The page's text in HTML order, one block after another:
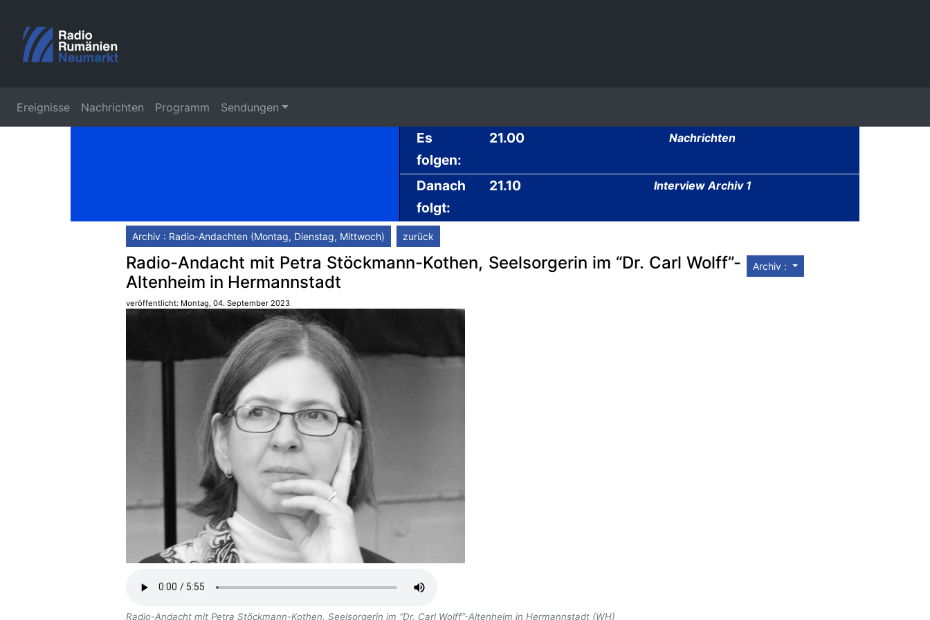
Ereignisse Nachrichten Programm Sendungen
Es
folgen:
21.00 Nachrichten
Danach
folgt:
21.10 Interview Archiv 1
Archiv : Radio-Andachten (Montag, Dienstag, Mittwoch) zurück
Archiv :
Radio-Andacht mit Petra Stöckmann-Kothen, Seelsorgerin im “Dr. Carl Wolff”-
Altenheim in Hermannstadt
veröffentlicht: Montag, 04. September 2023
Radio-Andacht mit Petra Stöckmann-Kothen, Seelsorgerin im “Dr. Carl Wolff”-Altenheim in Hermannstadt (WH)